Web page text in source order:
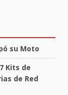
su Moto
Kits de
de Red